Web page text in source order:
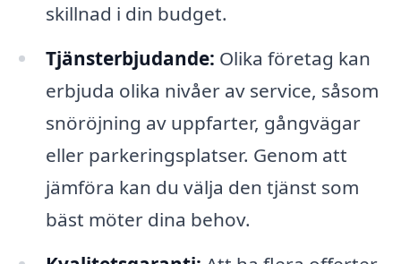
skillnad i din budget.
Tjänsterbjudande: Olika företag kan
erbjuda olika nivåer av service, såsom
snöröjning av uppfarter, gångvägar
eller parkeringsplatser. Genom att
jämföra kan du välja den tjänst som
bäst möter dina behov.